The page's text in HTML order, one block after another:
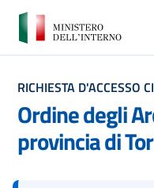
RICHIESTA D'ACCESSO
Ordine degli
provincia di